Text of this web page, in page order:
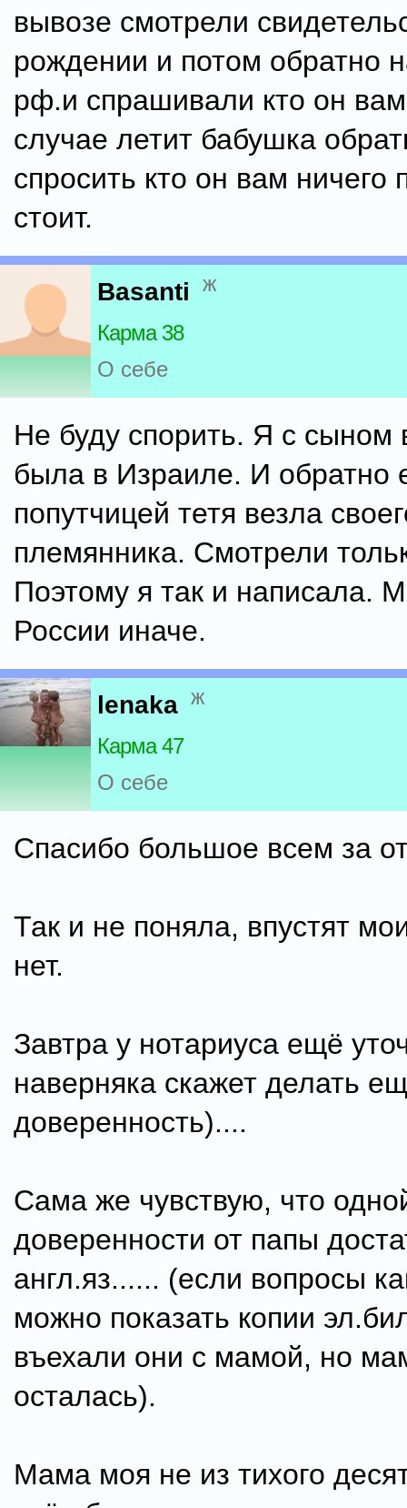
вывозе смотрели
рождении и потом обратно
рф.и спрашивали кто он
случае летит бабушка
спросить кто он вам ничего
стоит.
Basanti ж
Карма 38
О себе
Не буду спорить. Я с сыном
была в Израиле. И обратно
попутчицей тетя везла
племянника. Смотрели
Поэтому я так и написала.
России иначе.
lenaka ж
Карма 47
О себе
Спасибо большое всем за
Так и не поняла, впустят
нет.
Завтра у нотариуса ещё
наверняка скажет делать
доверенность)....
Сама же чувствую, что
доверенности от папы
англ.яз...... (если вопросы
можно показать копии
въехали они с мамой, но
осталась).
Мама моя не из тихого